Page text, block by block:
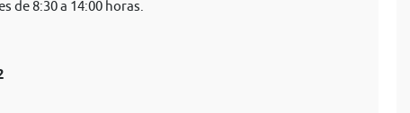
de 8:30 a 14:00 horas.